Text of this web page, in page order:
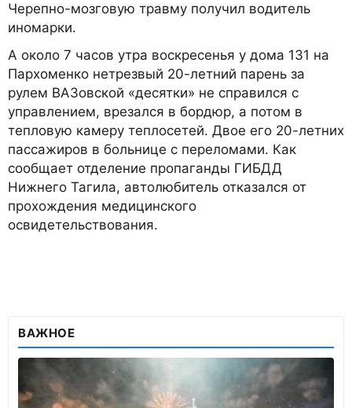
Черепно-мозговую травму получил водитель
иномарки.
А около 7 часов утра воскресенья у дома 131 на
Пархоменко нетрезвый 20-летний парень за
рулем ВАЗовской «десятки» не справился с
управлением, врезался в бордюр, а потом в
тепловую камеру теплосетей. Двое его 20-летних
пассажиров в больнице с переломами. Как
сообщает отделение пропаганды ГИБДД
Нижнего Тагила, автолюбитель отказался от
прохождения медицинского
освидетельствования.
ВАЖНОЕ